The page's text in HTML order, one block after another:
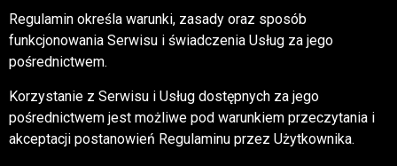
Regulamin określa warunki, zasady oraz sposób
funkcjonowania Serwisu i świadczenia Usług za jego
pośrednictwem.
Korzystanie z Serwisu i Usług dostępnych za jego
pośrednictwem jest możliwe pod warunkiem przeczytania i
akceptacji postanowień Regulaminu przez Użytkownika.